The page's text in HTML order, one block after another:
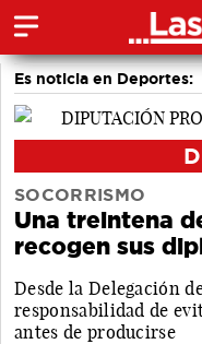
Es noticia en Deportes:
Área de Deportes
SOCORRISMO
Una treintena
recogen sus
Desde la Delegación
responsabilidad de
antes de producirse